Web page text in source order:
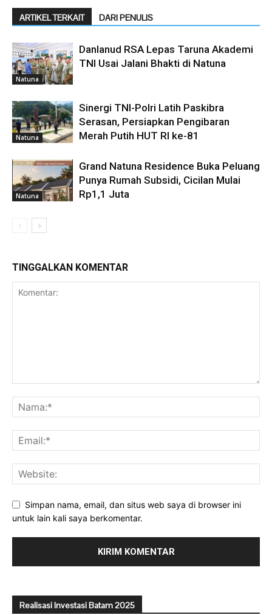
ARTIKEL TERKAIT DARI PENULIS
Natuna
Danlanud RSA Lepas Taruna Akademi
TNI Usai Jalani Bhakti di Natuna
Natuna
Sinergi TNI-Polri Latih Paskibra
Serasan, Persiapkan Pengibaran
Merah Putih HUT RI ke-81
Natuna
Grand Natuna Residence Buka Peluang
Punya Rumah Subsidi, Cicilan Mulai
Rp1,1 Juta
TINGGALKAN KOMENTAR
Simpan nama, email, dan situs web saya di browser ini
untuk lain kali saya berkomentar.
Realisasi Investasi Batam 2025